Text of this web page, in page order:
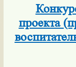
проекта